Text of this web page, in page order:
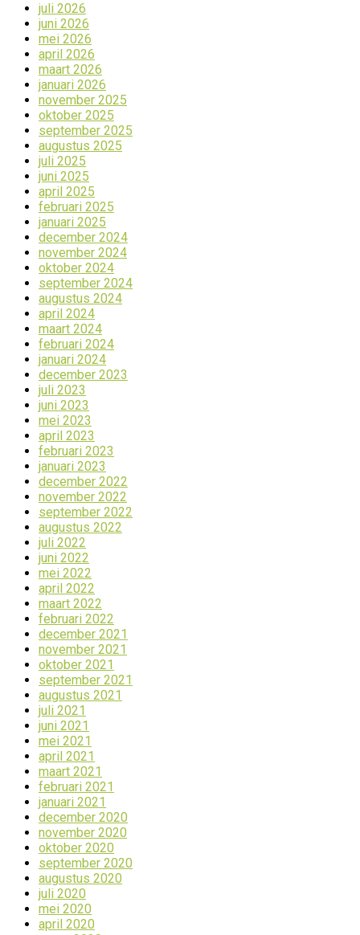
juli 2026
juni 2026
mei 2026
april 2026
maart 2026
januari 2026
november 2025
oktober 2025
september 2025
augustus 2025
juli 2025
juni 2025
april 2025
februari 2025
januari 2025
december 2024
november 2024
oktober 2024
september 2024
augustus 2024
april 2024
maart 2024
februari 2024
januari 2024
december 2023
juli 2023
juni 2023
mei 2023
april 2023
februari 2023
januari 2023
december 2022
november 2022
september 2022
augustus 2022
juli 2022
juni 2022
mei 2022
april 2022
maart 2022
februari 2022
december 2021
november 2021
oktober 2021
september 2021
augustus 2021
juli 2021
juni 2021
mei 2021
april 2021
maart 2021
februari 2021
januari 2021
december 2020
november 2020
oktober 2020
september 2020
augustus 2020
juli 2020
mei 2020
april 2020